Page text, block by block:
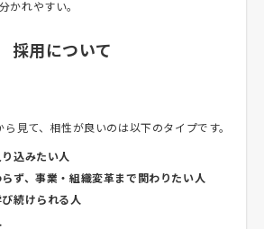
かれやすい。
採用について
見て、相性が良いのは以下のタイプです。
込みたい人
ず、事業・組織変革まで関わりたい人
続けられる人